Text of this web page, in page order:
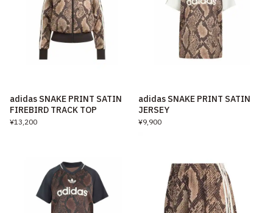
adidas SNAKE PRINT SATIN
FIREBIRD TRACK TOP
¥13,200
adidas SNAKE PRINT SATIN
JERSEY
¥9,900